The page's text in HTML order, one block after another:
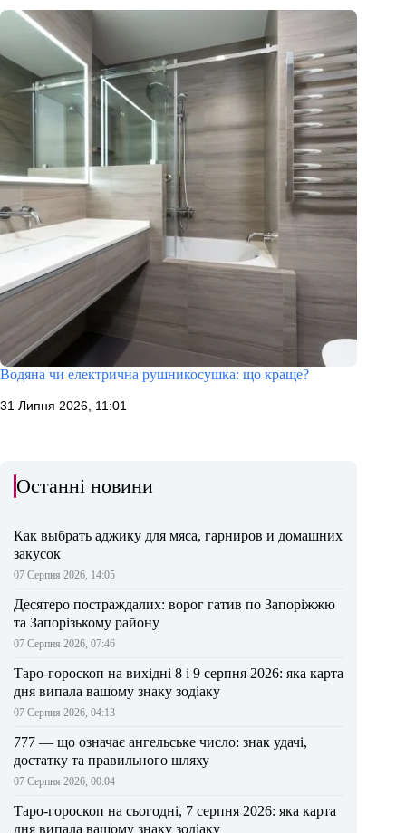
Водяна чи електрична рушникосушка: що краще?
31 Липня 2026, 11:01
Останні новини
Как выбрать аджику для мяса, гарниров и домашних
закусок
07 Серпня 2026, 14:05
Десятеро постраждалих: ворог гатив по Запоріжжю
та Запорізькому району
07 Серпня 2026, 07:46
Таро-гороскоп на вихідні 8 і 9 серпня 2026: яка карта
дня випала вашому знаку зодіаку
07 Серпня 2026, 04:13
777 — що означає ангельське число: знак удачі,
достатку та правильного шляху
07 Серпня 2026, 00:04
Таро-гороскоп на сьогодні, 7 серпня 2026: яка карта
дня випала вашому знаку зодіаку